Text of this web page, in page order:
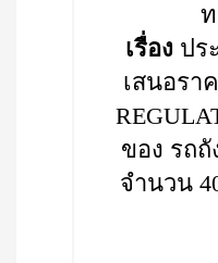
เรื่อง ปร
เสนอรา
ของ รถ
จำนวน